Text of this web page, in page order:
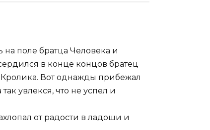
поле братца Человека и
в конце концов братец
Вот однажды прибежал
увлекся, что не успел и
от радости в ладоши и